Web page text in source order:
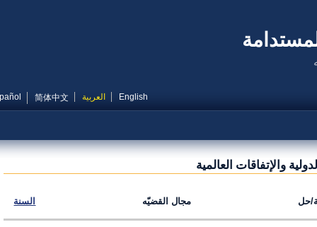
English العربية 简体中文
Español
والإتفاقات العالمية
مجال القضيّه السنة